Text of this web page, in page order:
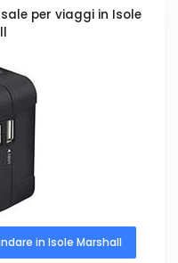
per viaggi in Isole
in Isole Marshall